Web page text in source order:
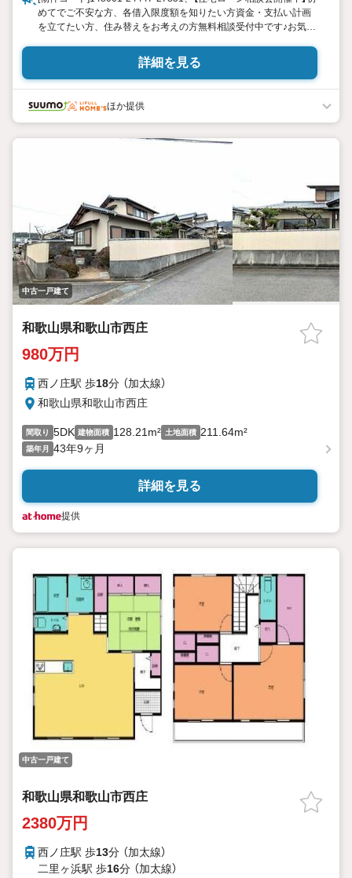
めてでご不安な方、各借入限度額を知りたい方資金・支払い計画
を立てたい方、住み替えをお考えの方無料相談受付中です♪お気軽
詳細を見る
ほか提供
中古一戸建て
和歌山県和歌山市西庄
980万円
西ノ庄駅 歩18分 （加太線）
和歌山県和歌山市西庄
間取り 5DK 建物面積 128.21m² 土地面積 211.64m²
築年月 43年9ヶ月
詳細を見る
提供
中古一戸建て
和歌山県和歌山市西庄
2380万円
西ノ庄駅 歩13分 （加太線）
二里ヶ浜駅 歩16分 （加太線）